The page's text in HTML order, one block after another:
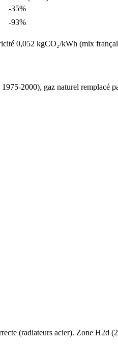
-35%
-93%
0,052 kgCO₂/kWh (mix
1975-2000), gaz naturel remplacé
(radiateurs acier). Zone H2d (